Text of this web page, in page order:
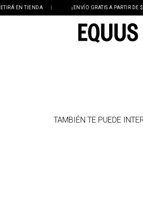
EN TIENDA | ¡ENVÍO GRATIS A PARTIR DE
TAMBIÉN TE PUEDE